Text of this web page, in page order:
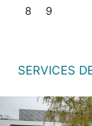
8 9
SERVICES